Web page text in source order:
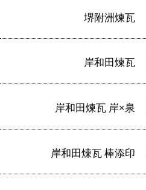
堺附洲煉瓦
岸和田煉瓦
岸和田煉瓦 岸×泉
岸和田煉瓦 棒添印